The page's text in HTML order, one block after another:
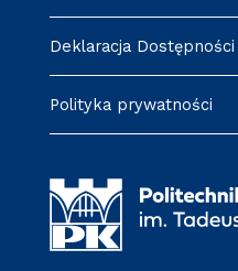
Deklaracja Dostępności
Polityka prywatności